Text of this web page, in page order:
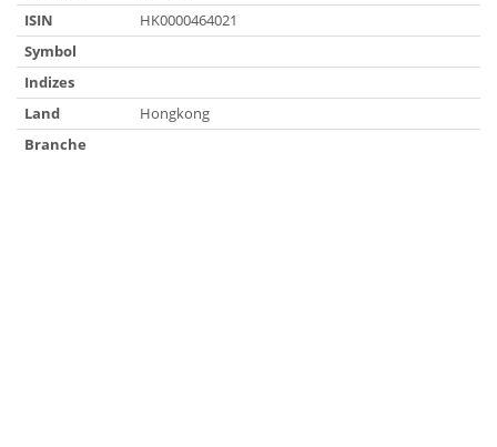
ISIN
HK0000464021
Symbol
Indizes
Land
Hongkong
Branche